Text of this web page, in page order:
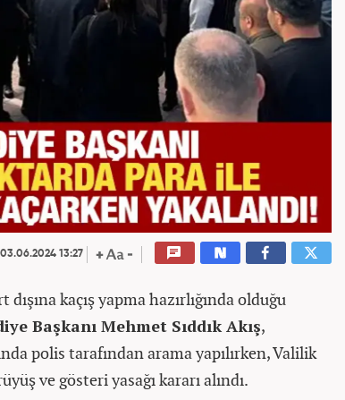
03.06.2024 13:27
kaçış yapma hazırlığında olduğu
Başkanı Mehmet Sıddık Akış,
polis tarafından arama yapılırken, Valilik
ve gösteri yasağı kararı alındı.